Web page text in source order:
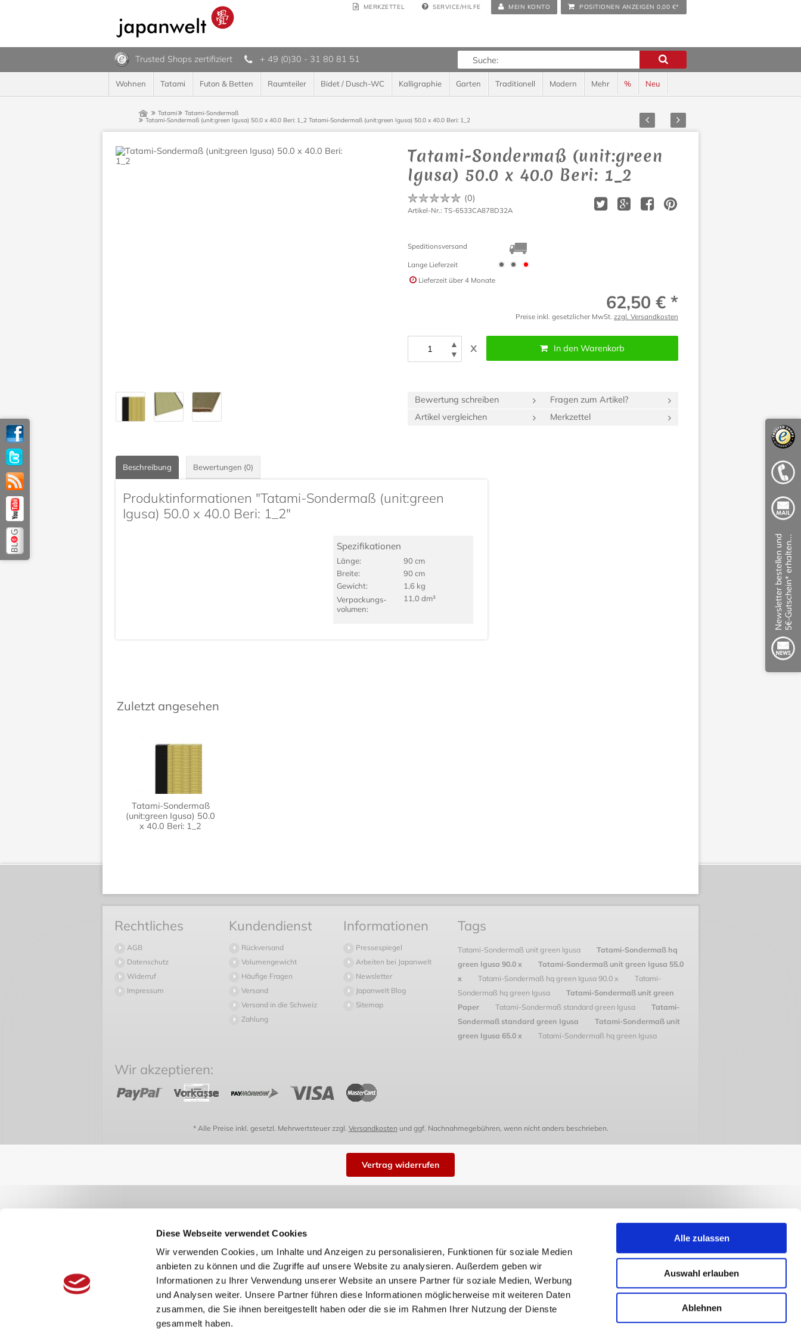
Diese Webseite verwendet Cookies
Wir verwenden Cookies, um Inhalte und Anzeigen zu personalisieren, Funktionen für soziale Medien
anbieten zu können und die Zugriffe auf unsere Website zu analysieren. Außerdem geben wir
Informationen zu Ihrer Verwendung unserer Website an unsere Partner für soziale Medien, Werbung
und Analysen weiter. Unsere Partner führen diese Informationen möglicherweise mit weiteren Daten
zusammen, die Sie ihnen bereitgestellt haben oder die sie im Rahmen Ihrer Nutzung der Dienste
gesammelt haben.
Alle zulassen
Auswahl erlauben
Ablehnen
MERKZETTEL SERVICE/HILFE MEIN KONTO POSITIONEN ANZEIGEN 0,00 €*
Trusted Shops zertifiziert + 49 (0)30 - 31 80 81 51
Wohnen Tatami Futon & Betten Raumteiler Bidet / Dusch-WC Kalligraphie Garten Traditionell Modern Mehr % Neu
Tatami
Tatami-Sondermaß
Tatami-Sondermaß (unit:green Igusa) 50.0 x 40.0 Beri: 1_2Tatami-Sondermaß (unit:green Igusa) 50.0 x 40.0 Beri: 1_2 Zurück Vor
Tatami-Sondermaß (unit:green
Igusa) 50.0 x 40.0 Beri: 1_2
(0)
Artikel-Nr.: TS-6533CA878D32A
Speditionsversand
Lange Lieferzeit
Lieferzeit über 4 Monate
62,50 € *
Preise inkl. gesetzlicher MwSt. zzgl. Versandkosten
▲
▼
x In den Warenkorb
Bewertung schreiben
Fragen zum Artikel?
Artikel vergleichen
Merkzettel
Beschreibung Bewertungen (0)
Produktinformationen "Tatami-Sondermaß (unit:green
Igusa) 50.0 x 40.0 Beri: 1_2"
Spezifikationen
Länge:
90 cm
Breite:
90 cm
Gewicht:
1,6 kg
Verpackungs­
volumen:
11,0 dm³
Zuletzt angesehen
Tatami-Sondermaß
(unit:green Igusa) 50.0
x 40.0 Beri: 1_2
Rechtliches
AGB
Datenschutz
Widerruf
Impressum
Kundendienst
Rückversand
Volumengewicht
Häufige Fragen
Versand
Versand in die Schweiz
Zahlung
Informationen
Pressespiegel
Arbeiten bei Japanwelt
Newsletter
Japanwelt Blog
Sitemap
Tags
Tatami-Sondermaß unit green Igusa
Tatami-Sondermaß hq
green Igusa 90.0 x
Tatami-Sondermaß unit green Igusa 55.0
x
Tatami-Sondermaß hq green Igusa 90.0 x
Tatami-
Sondermaß hq green Igusa
Tatami-Sondermaß unit green
Paper
Tatami-Sondermaß standard green Igusa
Tatami-
Sondermaß standard green Igusa
Tatami-Sondermaß unit
green Igusa 65.0 x
Tatami-Sondermaß hq green Igusa
Wir akzeptieren:
* Alle Preise inkl. gesetzl. Mehrwertsteuer zzgl. Versandkosten und ggf. Nachnahmegebühren, wenn nicht anders beschrieben.
Vertrag widerrufen